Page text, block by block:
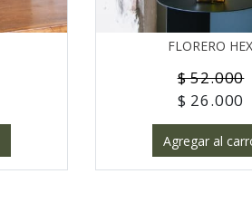
FLORERO HEX
$ 52.000
$ 26.000
Agregar al